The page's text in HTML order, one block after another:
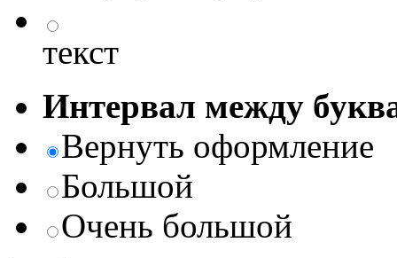
текст
Интервал между
Вернуть оформление
Большой
Очень большой